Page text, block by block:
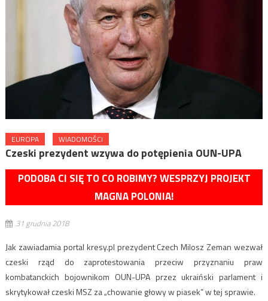
EUROPA WIADOMOŚCI
Czeski prezydent wzywa do potępienia OUN-UPA
PODOBA CI SIĘ TO CO ROBIMY? WESPRZYJ PROJEKT
MAGNA POLONIA!
31 grudnia 2018
Jak zawiadamia portal kresy.pl prezydent Czech Milosz Zeman wezwał
czeski rząd do zaprotestowania przeciw przyznaniu praw
kombatanckich bojownikom OUN-UPA przez ukraiński parlament i
skrytykował czeski MSZ za „chowanie głowy w piasek” w tej sprawie.